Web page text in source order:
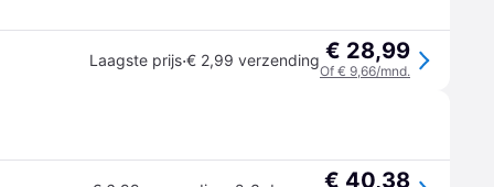
Laagste prijs·€ 2,99 verzending € 28,99
Of € 9,66/mnd.
€ 40,38